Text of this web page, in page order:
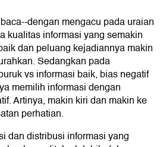
dengan mengacu pada uraian
kualitas informasi yang semakin
dan peluang kejadiannya makin
Sedangkan pada
vs informasi baik, bias negatif
memilih informasi dengan
Artinya, makin kiri dan makin ke
perhatian.
dan distribusi informasi yang